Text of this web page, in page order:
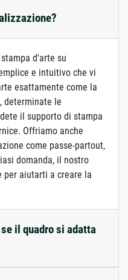
d'arte su
e intuitivo che vi
esattamente come la
determinate le
il supporto di stampa
Offriamo anche
come passe-partout,
domanda, il nostro
per aiutarti a creare la
il quadro si adatta